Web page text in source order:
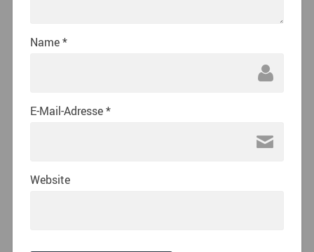
Name*
E-Mail-Adresse*
Website